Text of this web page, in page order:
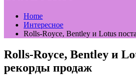
Home
Интересное
Rolls-Royce, Bentley и Lotus
Rolls-Royce, Bentley и
рекорды продаж